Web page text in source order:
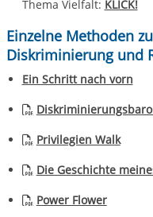
Thema Vielfalt: KLICK!
Einzelne Methoden
Diskriminierung und
Ein Schritt nach vorn
Privilegien Walk
Die Geschichte
Power Flower